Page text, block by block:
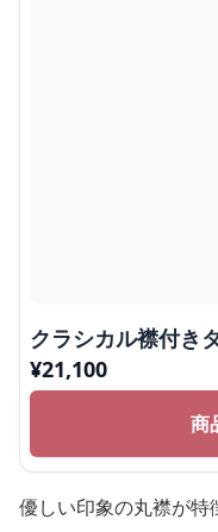
クラシカル襟付き
¥21,100
商
優しい印象の丸襟が